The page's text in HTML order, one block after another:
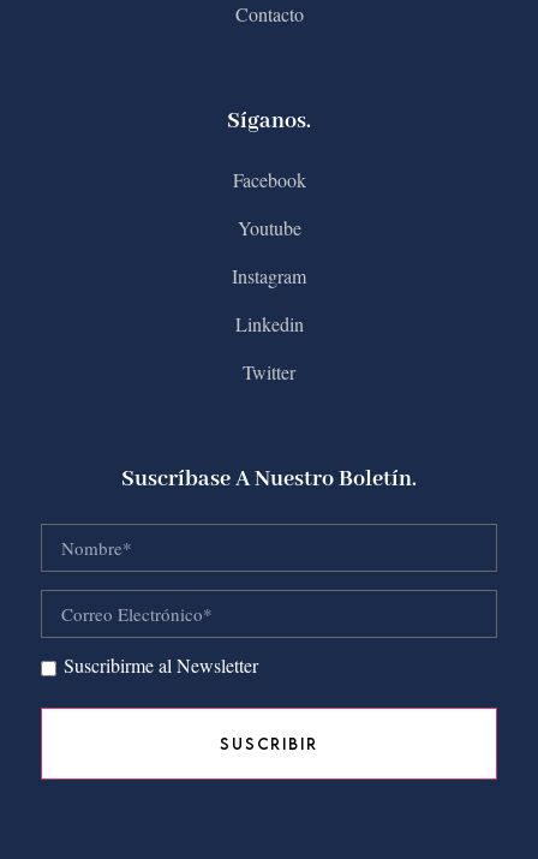
Contacto
Síganos.
Facebook
Youtube
Instagram
Linkedin
Twitter
Suscríbase A Nuestro Boletín.
Suscribirme al Newsletter